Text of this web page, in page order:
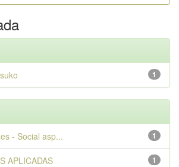
1
1
- Social asp...
1
APLICADAS